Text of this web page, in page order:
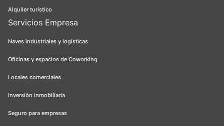
Alquiler turístico
Servicios Empresa
Naves industriales y logísticas
Oficinas y espacios de Coworking
Locales comerciales
Inversión inmobiliaria
Seguro para empresas